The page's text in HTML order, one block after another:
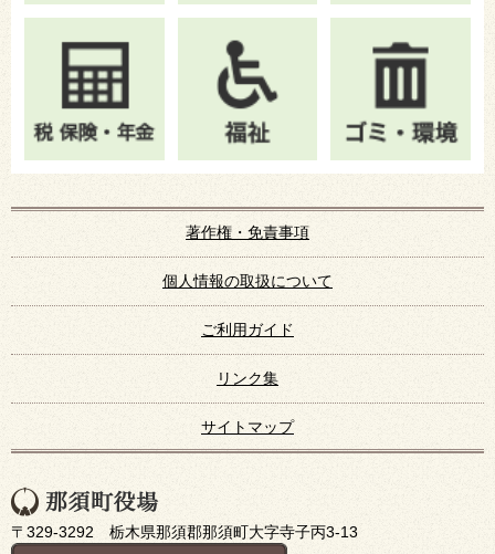
著作権・免責事項
個人情報の取扱について
ご利用ガイド
リンク集
サイトマップ
〒329-3292 栃木県那須郡那須町大字寺子丙3-13